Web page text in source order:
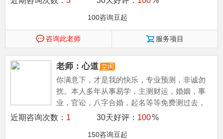
100咨询豆起
咨询此老师 服务项目
老师：心道
你满意下，才是我的快乐，专业预测，非诚勿
扰。本人多年从事易学，主测财运，婚姻，事
业，官讼，八字合婚，起名等等免费测过去，
近期咨询次数： 1 30天好评： 100%
150咨询豆起